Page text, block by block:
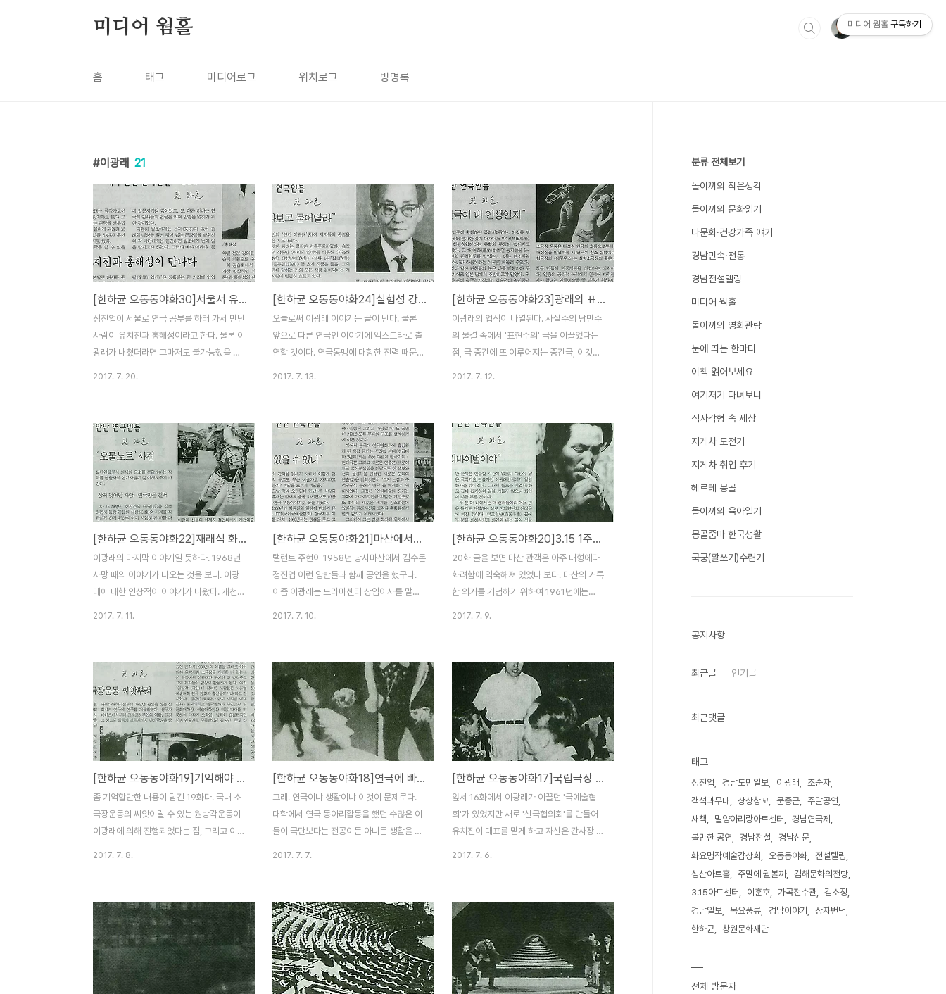
미디어 웜홀
홈 태그 미디어로그 위치로그 방명록
이광래 21
[한하균 오동동야화30]서울서 유치진·홍해성과 인연 닿은 정진업
정진업이 서울로 연극 공부를 하러 가서 만난
사람이 유치진과 홍해성이라고 한다. 물론 이
광래가 내쳤더라면 그마저도 불가능했을 인
은 스승을 만나는 것만큼 중요한 일도 없겠다
싶다. 월초가 서울에 갔을 때의 광래는 극작
가로서보다도 오히려 문화부 베테랑 기자로
더욱 명성이 높았을 때였다. 광래는 연극을
배우겠다고 찾아온 고향 후배를 매몰차게 되
돌려 보낼 수는 없고 여러 가지 궁리를 하다
가 우선 검열대본 번역일을 맡겨 보기로 했
다. 당시는 우리나라 말로 연극을 할 수 있을
때였는데(왜정 말기에는 일본말로 대사를 주
고 받아야 했으니까) 우리 나..
2017. 7. 20.
[한하균 오동동야화24]실험성 강조하고 타계한 연극교육자 이광래
오늘로써 이광래 이야기는 끝이 난다. 물론
앞으로 다른 연극인 이야기에 엑스트라로 출
연할 것이다. 연극동맹에 대항한 전력 때문에
기한 대로 작품에서도 그 성향이 드러난다고
하였으니. 또 민족주의가 세월을 타고 흐르면
서 보수세력으로 정착화되는 과정도 확인할
수 있겠다 싶다. 이광래가 '연극동맹'에 대항
한 이유 중의 하나가 일제강점기에 일본제국
의 주구노릇을 하던 인간들이 갑자기 붉은 기
를 들고 공산주의 운동을 벌였다는 점을 들었
는데 인터넷 검색을 해보니 조선연극운동본
부 결성 후 한 달만에 친일극 전력자 문제로
내분이 일어나 1945년 9월..
2017. 7. 13.
[한하균 오동동야화23]광래의 표현주의 소극장운동 등 실험정신
이광래의 업적이 나열된다. 사실주의 낭만주
의 물결 속에서 '표현주의' 극을 이끌었다는
점, 극 중간에 또 이루어지는 중간극, 이것은
도 했지만. 여튼 그러한 장르의 극도 구상하
고 소극장운동까지 펼쳤다고 하니 대단한 인
물이다. 한국 연극 계보를 꿰고 있는 것은 아
니지만 이광래의 이러한 점은 현재 한국 연극
계 거장 오태석, 이윤택, 손진책, 윤호진 이런
양반들과 비슷했겠다 싶다. 새로운 극을 실험
하는 것만큼 창조적 희열을 제대로 느낄 수
있는 것은 없으리라. 그만큼 이광래는 거듭
말하지만 연극에 관한한 한치의 오차도 용납
않는 성격이었다. 그..
2017. 7. 12.
[한하균 오동동야화22]재래식 화장실에 빠트린 심사노트, 이걸 어쩌나
이광래의 마지막 이야기일 듯하다. 1968년
사망 때의 이야기가 나오는 것을 보니. 이광
래에 대한 인상적이 이야기가 나왔다. 개천예
른 노트에 옮겨 적기를 꼬박 하루동안 작업을
했다고 하니 성격이 독특하달 수도 있겠다.
그런데 사실 나도 좀 그런 류의 인간형이긴
하다. 언젠가 한 번 한 시간여를 열심히 썼던
일기가 갑작스런 정전으로 날아가버렸는
데.... 다른 건 몰라도 내가 기록했던 것이 사
라지는 것에는 어찌 그리 애통하던지. 그런데
광래는 를 발표하면서 '작의'를 먼저 덧붙인
것이다. 약간 장황하지만 그의 실험정신을 탐
색한다는 뜻에서 ..
2017. 7. 11.
[한하균 오동동야화21]마산에서의 흥행실패가 부흥 계기되다
탤런트 주현이 1958년 당시마산에서 김수돈
정진업 이런 양반들과 함께 공연을 했구나.
이즘 이광래는 드라마센터 상임이사를 맡으
연출법을 학생들에게 가르쳤다고 한다. 행간
에서 연구하는 연극인의 자세가 엿보인다. 마
산에서의 공연 얘기를 덧붙인다. 익살스런 장
서방 역을 맡은 주현의 코믹한 연기, 고뇌를
씹어삼키면서도 조용히 결의를 다지는 정도
역을 맡은 심영식의 그 처절한 표정 연기, 그
리고 자비로우면서도 보다 큰 일을 위한 용단
을 내리는 어머니 역을 맡은 천선녀의 그 중
후한 연기. 이렇게 절묘한 앙상블을 이룬 보
기 드문 공연이었는데도 마산의 ..
2017. 7. 10.
[한하균 오동동야화20]3.15 1주년기념공연은 '조국' 리바이벌로
20화 글을 보면 마산 관객은 아주 대형에다
화려함에 익숙해져 있었나 보다. 마산의 거룩
한 의거를 기념하기 위하여 1961년에는
온 것이다. 그런데 와서 보니 생각과는 달리
약간 복잡한 일이 얽혀 있었다. 제전위원회
사무국장을 시인 김춘수 선생이 맡아 전 행사
를 총괄하고 있었고 그 아래 예술 분과위원회
가 있었는데 위원장에 김수돈, 부위원장에 월
초 정진업 선생이 맡아 있어 오순도순 의논만
맞으면 참으로 훌륭한 작업을 할 수 있었을
텐데 두 분이 의견충돌을 한 것이다. 이유는
간단했다. 월초는 3·15의거 정신을 고양한
작품을 거의 완성해..
2017. 7. 9.
[한하균 오동동야화19]기억해야 할 키워드, 원방각과 스타니슬라브스키
좀 기억할만한 내용이 담긴 19화다. 국내 소
극장운동의 씨앗이랄 수 있는 원방각운동이
이광래에 의해 진행되었다는 점, 그리고 이광
방각이 제대로 소극장 운동에 성공을 이루었
다면 지금 연극판의 지형도 많이 바뀌었을 거
란 생각이 든다. 살롱공연 무대나 카페연극이
사람들에게 소소한 재미를 주진 않았을까 싶
은... 이광래와 서라벌 예술학원과의 인연은
2017. 7. 8.
[한하균 오동동야화18]연극에 빠져 살던 이광래에게 전해진 비보
그래. 연극이냐 생활이냐 이것이 문제로다.
대학에서 연극 동아리활동을 했던 수많은 이
들이 극단보다는 전공이든 아니든 생활을 위
근근이 건사할 정도였다니. 광래는 마산 출신
이면서도 마산을 찾지 않았다고 한다. 가족에
게 짐이 되기 싫었단다. 하지만 딸이 허기를
달래려고 우물물을 긷다가 빠져 사망하게 되
자 마음을 달리 먹는다. 사실 6·25 전까지 서
2017. 7. 7.
[한하균 오동동야화17]국립극장 차지에 발휘된 이광래의 수완
앞서 16화에서 이광래가 이끌던 '극예술협
회'가 있었지만 새로 '신극협의회'를 만들어
유치진이 대표를 맡게 하고 자신은 간사장 역
주의 예술가 동맹의 약칭) 산하의 '연극동
맹'이 온 연극계를 붉은 깃발로 물들이고 있
을 때 유일무이하게 이에 대항하고 나선 단체
(극단)가 민예요, 그러기에 그 민예가 고군분
투하고 있었다함은 전술한 바와 같다. 그런데
2017. 7. 6.
분류 전체보기
돌이끼의 작은생각
돌이끼의 문화읽기
다문화·건강가족 얘기
경남민속·전통
경남전설텔링
미디어 웜홀
돌이끼의 영화관람
눈에 띄는 한마디
이책 읽어보세요
여기저기 다녀보니
직사각형 속 세상
지게차 도전기
지게차 취업 후기
헤르테 몽골
돌이끼의 육아일기
몽골줌마 한국생활
국궁(활쏘기)수련기
공지사항
최근글 인기글
최근댓글
태그
정진업 경남도민일보 이광래
조순자
객석과무대
상상창꼬 문종근
주말공연
새책
밀양아리랑아트센터
경남연극제
볼만한 공연
경남전설
경남신문
화요명작예술감상회
오동동야화
전설텔링
성산아트홀
주말에 뭘볼까
김해문화의전당
3.15아트센터
이훈호 가곡전수관
김소정
경남일보
목요풍류 경남이야기
장자번덕
한하균
창원문화재단
전체 방문자
미디어 웜홀 구독하기